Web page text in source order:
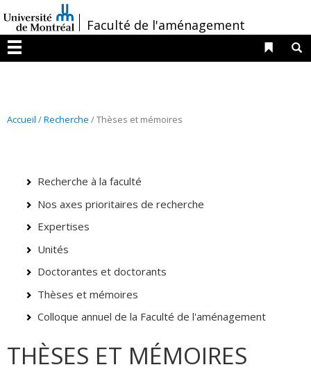
au
contenu
/Faculté de l'aménagement
Menu
Liens
Accueil /Recherche / Thèses et mémoires
Recherche à la faculté
Nos axes prioritaires de recherche
Expertises
Unités
Doctorantes et doctorants
Thèses et mémoires
Colloque annuel de la Faculté de l'aménagement
THÈSES ET MÉMOIRES